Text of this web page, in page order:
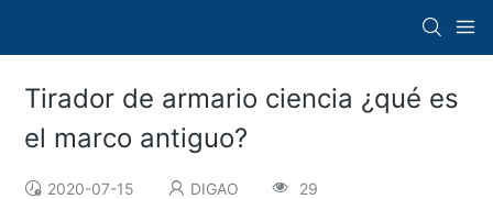
Tirador de armario ciencia ¿qué es
el marco antiguo?
2020-07-15 DIGAO 29